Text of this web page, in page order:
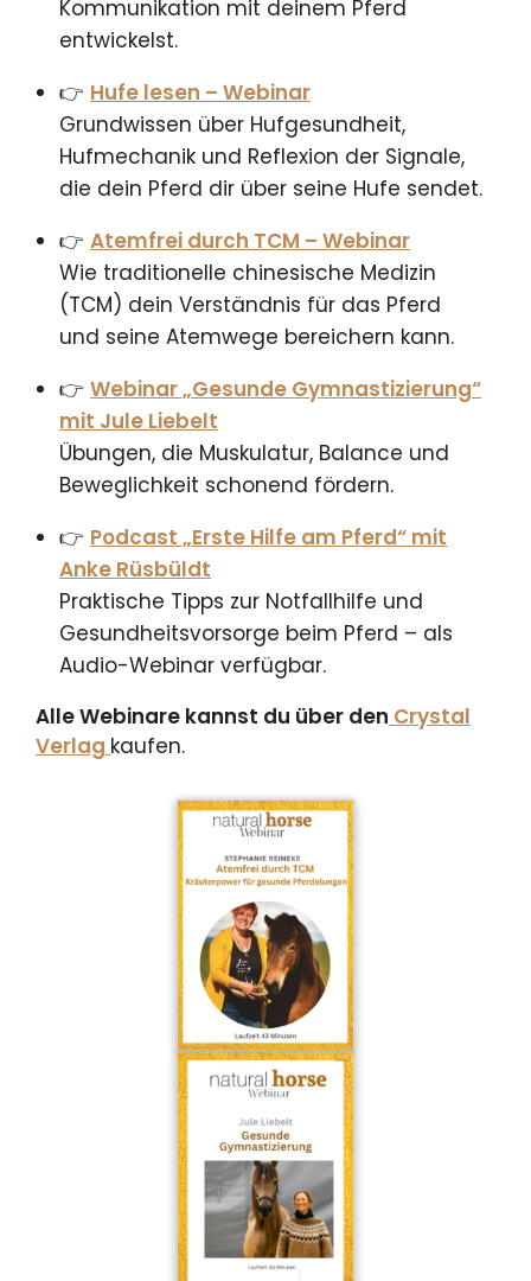
Kommunikation mit deinem Pferd
entwickelst.
👉 Hufe lesen – Webinar
Grundwissen über Hufgesundheit,
Hufmechanik und Reflexion der Signale,
die dein Pferd dir über seine Hufe sendet.
👉 Atemfrei durch TCM – Webinar
Wie traditionelle chinesische Medizin
(TCM) dein Verständnis für das Pferd
und seine Atemwege bereichern kann.
👉 Webinar „Gesunde Gymnastizierung“
mit Jule Liebelt
Übungen, die Muskulatur, Balance und
Beweglichkeit schonend fördern.
👉 Podcast „Erste Hilfe am Pferd“ mit
Anke Rüsbüldt
Praktische Tipps zur Notfallhilfe und
Gesundheitsvorsorge beim Pferd – als
Audio-Webinar verfügbar.
Alle Webinare kannst du über den Crystal
Verlag kaufen.